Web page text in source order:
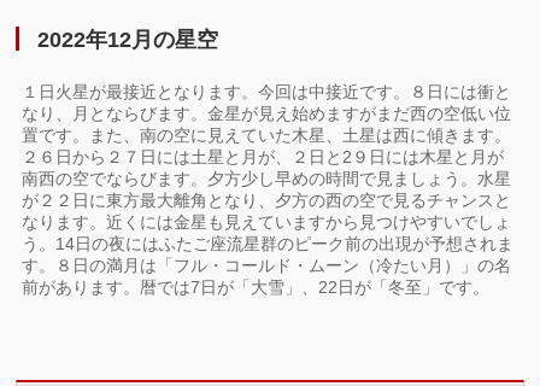
2022年12月の星空
１日火星が最接近となります。今回は中接近です。８日には衝と
なり、月とならびます。金星が見え始めますがまだ西の空低い位
置です。また、南の空に見えていた木星、土星は西に傾きます。
２６日から２７日には土星と月が、２日と2９日には木星と月が
南西の空でならびます。夕方少し早めの時間で見ましょう。水星
が２２日に東方最大離角となり、夕方の西の空で見るチャンスと
なります。近くには金星も見えていますから見つけやすいでしょ
う。14日の夜にはふたご座流星群のピーク前の出現が予想されま
す。８日の満月は「フル・コールド・ムーン（冷たい月）」の名
前があります。暦では7日が「大雪」、22日が「冬至」です。